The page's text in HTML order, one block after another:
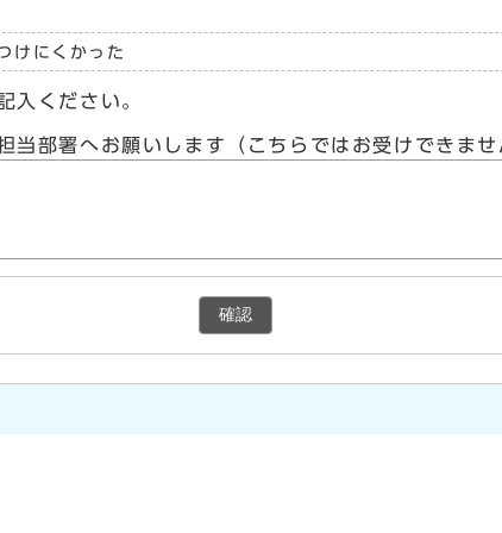
けにくかった
入ください。
当部署へお願いします（こちらではお受けできま
確認